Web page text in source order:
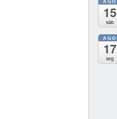
15
sáb
AGO
17
seg